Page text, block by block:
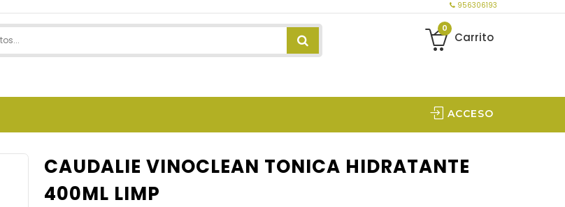
956306193
0
Carrito
ACCESO
CAUDALIE VINOCLEAN TONICA HIDRATANTE
400ML LIMP